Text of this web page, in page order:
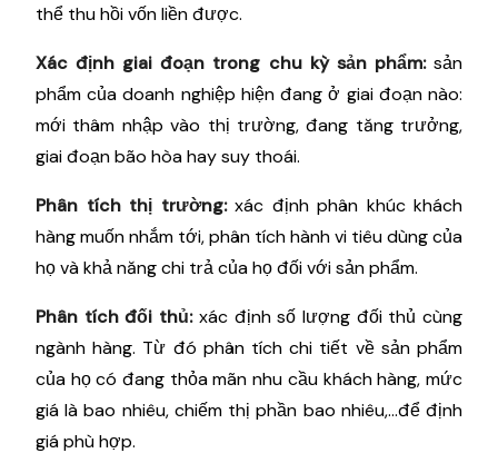
thể thu hồi vốn liền được.
Xác định giai đoạn trong chu kỳ sản phẩm:sản
phẩm của doanh nghiệp hiện đang ở giai đoạn nào:
mới thâm nhập vào thị trường, đang tăng trưởng,
giai đoạn bão hòa hay suy thoái.
Phân tích thị trường: xác định phân khúc khách
hàng muốn nhắm tới, phân tích hành vi tiêu dùng của
họ và khả năng chi trả của họ đối với sản phẩm.
Phân tích đối thủ: xác định số lượng đối thủ cùng
ngành hàng. Từ đó phân tích chi tiết về sản phẩm
của họ có đang thỏa mãn nhu cầu khách hàng, mức
giá là bao nhiêu, chiếm thị phần bao nhiêu,...để định
giá phù hợp.